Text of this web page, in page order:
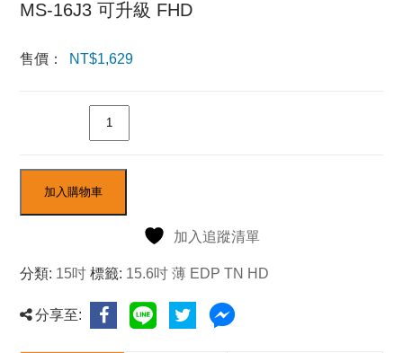
MS-16J3 可升級 FHD
售價： NT$1,629
加入購物車
加入追蹤清單
分類: 15吋 標籤: 15.6吋 薄 EDP TN HD
分享至: